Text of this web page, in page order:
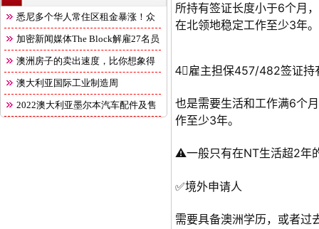
悉尼多个华人常住区租金暴涨！众
多 加密新闻媒体The Block解雇27名员
澳洲房子的卖出速度，比你想象得
快 澳大利亚国际工业制造周
2022澳大利亚墨尔本汽车配件及售
所持有签证长度小于6个月
在北领地稳定工作至少3年。
4⃣️雇主担保457/482签证持
也是需要生活和工作满6个
作至少3年。
⚠️一般只有在NT生活超2年
✅境外申请人
需要具备澳洲学历，或者过